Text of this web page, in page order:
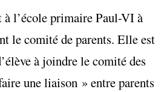
à l’école primaire Paul-VI à
le comité de parents. Elle est
à joindre le comité des
une liaison » entre parents